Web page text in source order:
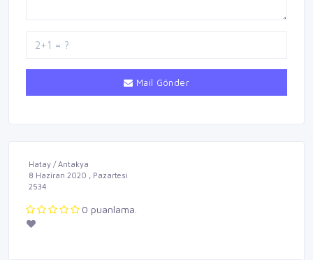
Mail Gönder
Hatay / Antakya
8 Haziran 2020 , Pazartesi
2534
0 puanlama.